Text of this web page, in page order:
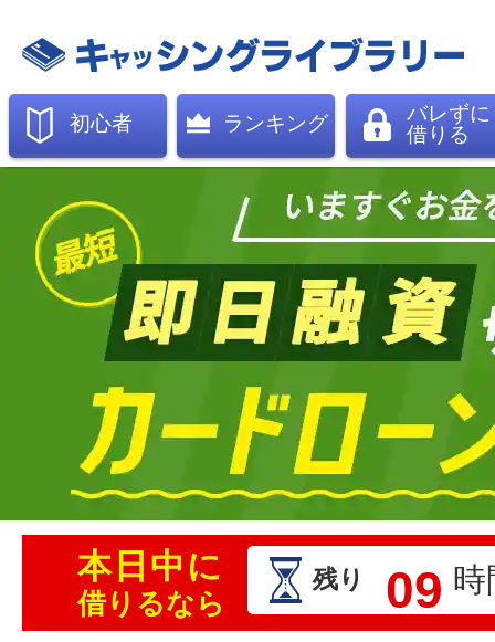
初心者 ランキング
バレずに
借りる
本日中に
借りるなら
残り 09 時